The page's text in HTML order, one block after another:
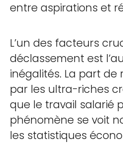
entre aspirations et
L’un des facteurs
déclassement est
inégalités. La part
par les ultra-riches
que le travail salarié
phénomène se voit
les statistiques